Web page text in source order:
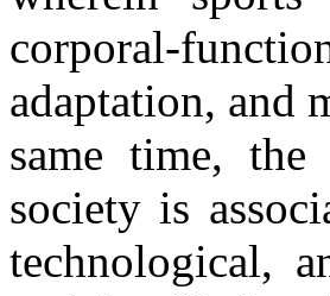
corporal-
adaptation, and
same time,
society is
technological,